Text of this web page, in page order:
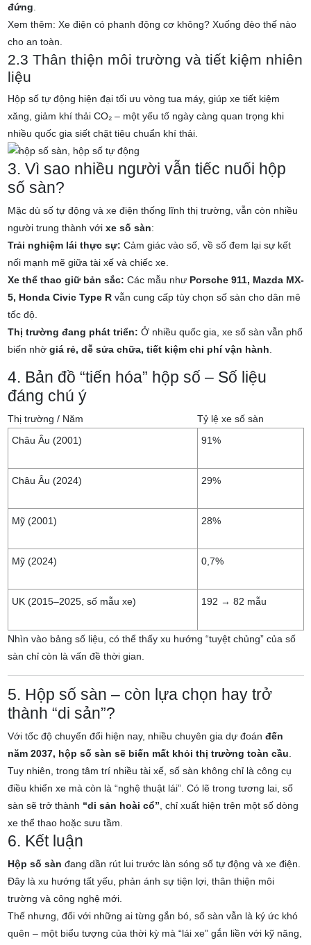
đứng
Xem thêm: Xe điện có phanh động cơ không? Xuống đèo thế nào
cho an toàn.
2.3 Thân thiện môi trường và tiết kiệm nhiên
liệu
Hộp số tự động hiện đại tối ưu vòng tua máy, giúp xe tiết kiệm
xăng, giảm khí thải CO₂ – một yếu tố ngày càng quan trọng khi
nhiều quốc gia siết chặt tiêu chuẩn khí thải.
3. Vì sao nhiều người vẫn tiếc nuối hộp
số sàn?
Mặc dù số tự động và xe điện thống lĩnh thị trường, vẫn còn nhiều
người trung thành với xe số sàn:
Trải nghiệm lái thực sự: Cảm giác vào số, về số đem lại sự kết
nối mạnh mẽ giữa tài xế và chiếc xe.
Xe thể thao giữ bản sắc: Các mẫu như Porsche 911, Mazda MX-
5, Honda Civic Type Rvẫn cung cấp tùy chọn số sàn cho dân mê
tốc độ.
Thị trường đang phát triển: Ở nhiều quốc gia, xe số sàn vẫn phổ
biến nhờ giá rẻ, dễ sửa chữa, tiết kiệm chi phí vận hành.
4. Bản đồ “tiến hóa” hộp số – Số liệu
đáng chú ý
Thị trường / Năm
Tỷ lệ xe số sàn
Châu Âu (2001)
91%
Châu Âu (2024) 29%
Mỹ (2001) 28%
Mỹ (2024) 0,7%
UK (2015–2025, số mẫu xe) 192 → 82 mẫu
Nhìn vào bảng số liệu, có thể thấy xu hướng “tuyệt chủng” của số
sàn chỉ còn là vấn đề thời gian.
5. Hộp số sàn – còn lựa chọn hay trở
thành “di sản”?
Với tốc độ chuyển đổi hiện nay, nhiều chuyên gia dự đoán đến
năm 2037, hộp số sàn sẽ biến mất khỏi thị trường toàn cầu.
Tuy nhiên, trong tâm trí nhiều tài xế, số sàn không chỉ là công cụ
điều khiển xe mà còn là “nghệ thuật lái”. Có lẽ trong tương lai, số
sàn sẽ trở thành “di sản hoài cổ”, chỉ xuất hiện trên một số dòng
xe thể thao hoặc sưu tầm.
6. Kết luận
Hộp số sàn đang dần rút lui trước làn sóng số tự động và xe điện.
Đây là xu hướng tất yếu, phản ánh sự tiện lợi, thân thiện môi
trường và công nghệ mới.
Thế nhưng, đối với những ai từng gắn bó, số sàn vẫn là ký ức khó
quên – một biểu tượng của thời kỳ mà “lái xe” gắn liền với kỹ năng,